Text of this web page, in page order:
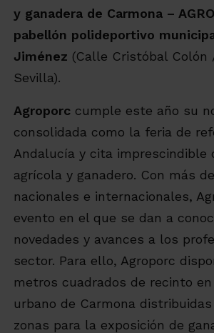
y ganadera de Carmona –
pabellón polideportivo
Jiménez (Calle Cristóbal Colón
Sevilla).
Agroporc cumple este año su
consolidada como la feria de
Andalucía y cita imprescindible
agrícola y ganadero. Con más
nacionales e internacionales,
evento en el que se dan a
novedades y avances a los
sector. Para ello, Agroporc
metros cuadrados de recinto
urbano de Carmona
zonas para la exposición de